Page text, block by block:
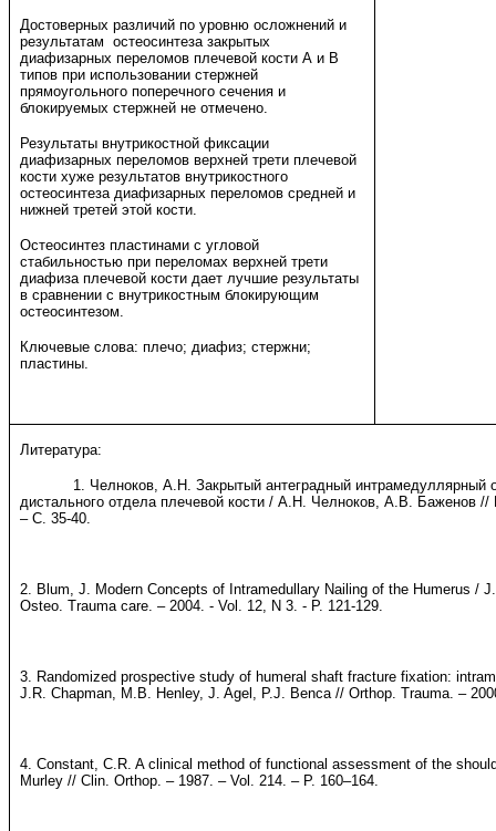
Достоверных различий по уровню осложнений и
результатам остеосинтеза закрытых
диафизарных переломов плечевой кости А и В
типов при использовании стержней
прямоугольного поперечного сечения и
блокируемых стержней не отмечено.
Результаты внутрикостной фиксации
диафизарных переломов верхней трети плечевой
кости хуже результатов внутрикостного
остеосинтеза диафизарных переломов средней и
нижней третей этой кости.
Остеосинтез пластинами с угловой
стабильностью при переломах верхней трети
диафиза плечевой кости дает лучшие результаты
в сравнении с внутрикостным блокирующим
остеосинтезом.
Ключевые слова: плечо; диафиз; стержни;
пластины.
Литература:
1. Челноков, А.Н. Закрытый антеградный интрамедуллярный
дистального отдела плечевой кости / А.Н. Челноков, А.В. Баженов
– С. 35-40.
2. Blum, J. Modern Concepts of Intramedullary Nailing of the Humerus /
Osteo. Trauma care. – 2004. - Vol. 12, N 3. - P. 121-129.
3. Randomized prospective study of humeral shaft fracture fixation:
J.R. Chapman, M.B. Henley, J. Agel, P.J. Benca // Orthop. Trauma. –
4. Constant, C.R. A clinical method of functional assessment of the
Murley // Clin. Orthop. – 1987. – Vol. 214. – P. 160–164.